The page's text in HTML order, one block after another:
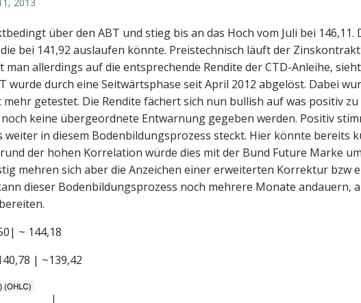
über den ABT und stieg bis an das Hoch vom Juli bei 146,11.
bei 141,92 auslaufen könnte. Preistechnisch läuft der
allerdings auf die entsprechende Rendite der CTD-Anleihe,
wurde durch eine Seitwärtsphase seit April 2012 abgelöst. Dabei
getestet. Die Rendite fächert sich nun bullish auf was positiv
keine übergeordnete Entwarnung gegeben werden. Positiv
weiter in diesem Bodenbildungsprozess steckt. Hier könnte bereits
der hohen Korrelation würde dies mit der Bund Future Marke
mehren sich aber die Anzeichen einer erweiterten Korrektur bzw
dieser Bodenbildungsprozess noch mehrere Monate andauern,
~ 144,18
| ~139,42